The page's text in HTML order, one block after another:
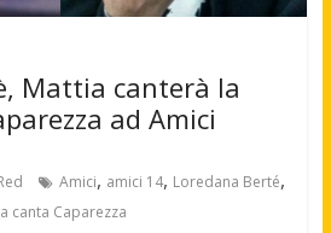
Mattia canterà la
ad Amici
Amici, amici 14, Loredana Berté,
canta Caparezza